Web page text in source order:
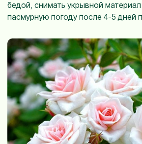
бедой, снимать укрывной
пасмурную погоду после 4-5 дней